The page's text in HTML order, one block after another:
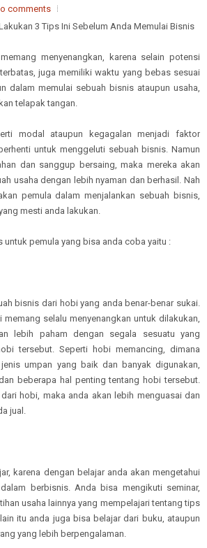
comments
menyenangkan, karena selain potensi
juga memiliki waktu yang bebas sesuai
dalam memulai sebuah bisnis ataupun usaha,
telapak tangan.
modal ataupun kegagalan menjadi faktor
untuk menggeluti sebuah bisnis. Namun
dan sanggup bersaing, maka mereka akan
usaha dengan lebih nyaman dan berhasil. Nah
pemula dalam menjalankan sebuah bisnis,
mesti anda lakukan.
untuk pemula yang bisa anda coba yaitu :
bisnis dari hobi yang anda benar-benar sukai.
selalu menyenangkan untuk dilakukan,
lebih paham dengan segala sesuatu yang
tersebut. Seperti hobi memancing, dimana
umpan yang baik dan banyak digunakan,
beberapa hal penting tentang hobi tersebut.
hobi, maka anda akan lebih menguasai dan
jual.
karena dengan belajar anda akan mengetahui
berbisnis. Anda bisa mengikuti seminar,
usaha lainnya yang mempelajari tentang tips
itu anda juga bisa belajar dari buku, ataupun
yang lebih berpengalaman.